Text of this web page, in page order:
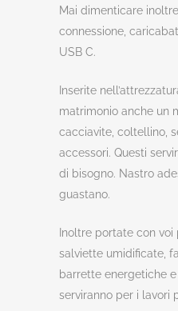
Mai dimenticare
connessione,
USB C.
Inserite
matrimonio anche un
cacciavite, coltellino,
accessori. Questi
di bisogno. Nastro
guastano.
Inoltre portate con voi
salviette umidificate,
barrette energetiche
serviranno per i lavori